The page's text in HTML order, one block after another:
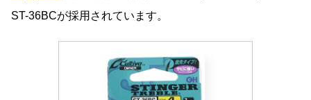
ST-36BCが採用されています。